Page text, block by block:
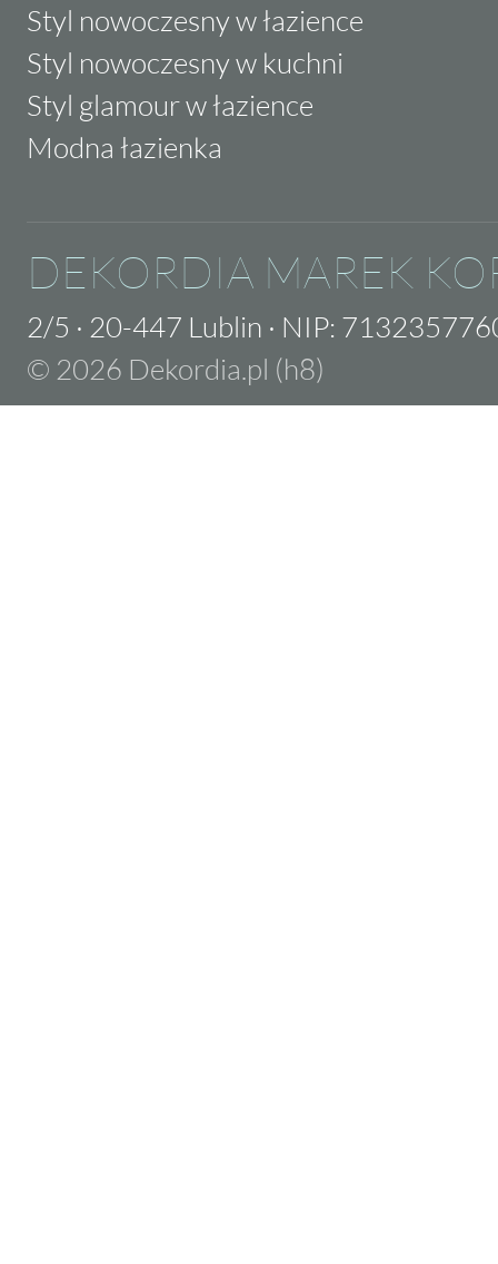
Styl nowoczesny w łazience
Styl nowoczesny w kuchni
Styl glamour w łazience
Modna łazienka
DEKORDIA MAREK
2/5 · 20-447 Lublin · NIP:
© 2026 Dekordia.pl (h8)